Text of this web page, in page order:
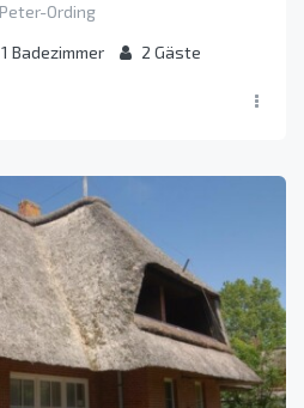
Ording
1 Badezimmer 2 Gäste